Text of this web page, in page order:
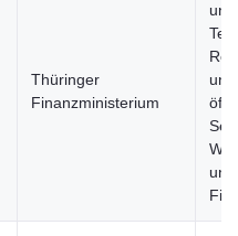
Thüringer
Finanzministerium
und
und
und